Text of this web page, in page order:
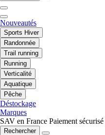
Nouveautés
Sports Hiver
Randonnée
Trail running
Running
Verticalité
Aquatique
Pêche
Déstockage
Marques
SAV en France Paiement sécurisé
Rechercher